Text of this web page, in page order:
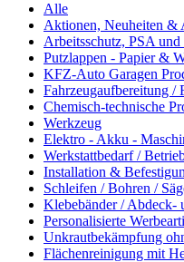
Alle
Aktionen, Neuheiten &
Arbeitsschutz, PSA
Putzlappen - Papier &
KFZ-Auto Garagen
Fahrzeugaufbereitung /
Chemisch-technische
Werkzeug
Elektro - Akku -
Werkstattbedarf /
Installation &
Schleifen / Bohren /
Klebebänder / Abdeck-
Personalisierte
Unkrautbekämpfung
Flächenreinigung mit